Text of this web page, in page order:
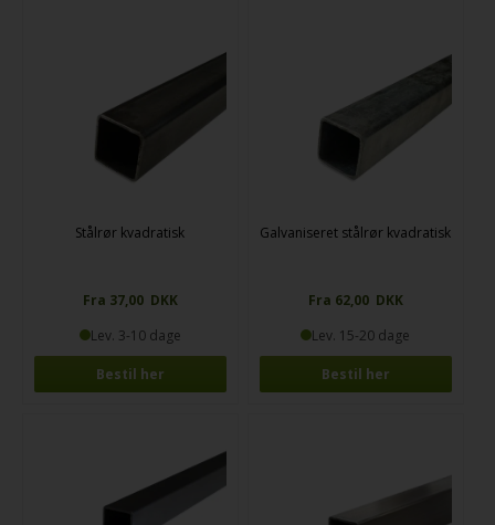
Stålrør kvadratisk
Fra 37,00 DKK
Lev. 3-10 dage
Bestil her
Galvaniseret stålrør kvadratisk
Fra 62,00 DKK
Lev. 15-20 dage
Bestil her